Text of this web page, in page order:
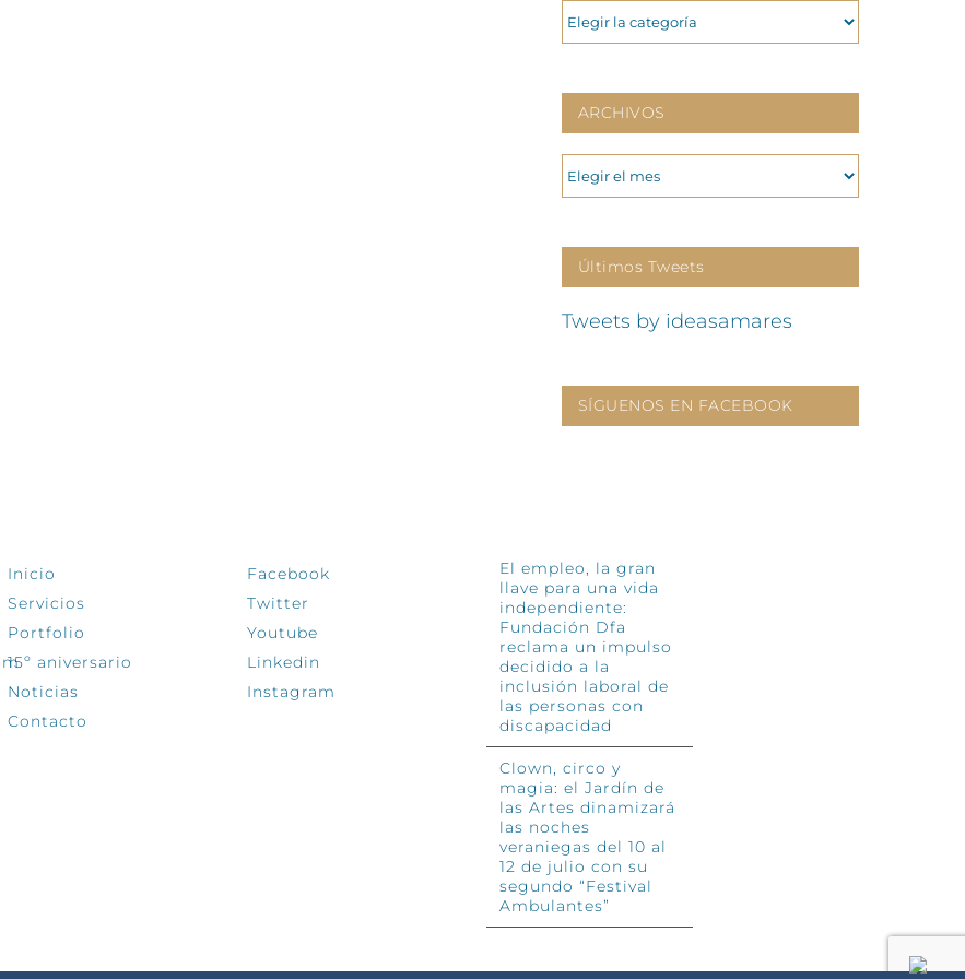
CATEGORIAS
ARCHIVOS
ARCHIVOS
Últimos Tweets
Tweets by ideasamares
SÍGUENOS EN FACEBOOK
Inicio
Servicios
Portfolio
15º aniversario
Noticias
Contacto
Facebook
Twitter
Youtube
Linkedin
Instagram
El empleo, la gran
llave para una vida
independiente:
Fundación Dfa
reclama un impulso
decidido a la
inclusión laboral de
las personas con
discapacidad
Clown, circo y
magia: el Jardín de
las Artes dinamizará
las noches
veraniegas del 10 al
12 de julio con su
segundo “Festival
Ambulantes”